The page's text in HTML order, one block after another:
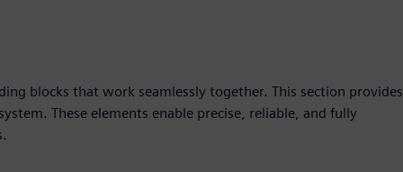
blocks that work seamlessly together. This section provides
These elements enable precise, reliable, and fully